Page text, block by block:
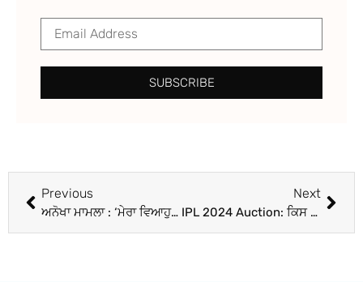
SUBSCRIBE
Previous
ਅਨੋਖਾ ਮਾਮਲਾ : ‘ਮੇਰਾ ਵਿਆਹੁਤਾ ਜੀਵਨ ਬਰਬਾਦ…’, ਪਤੀ ਦੀ ਪਟੀਸ਼ਨ ‘ਤੇ ਪਤਨੀ ਨੇ ਕਿਹਾ- ਕੀ ਹਫ਼ਤੇ ‘ਚ ਦੋ ਦਿਨ ਘੱਟ ਹਨ ?
Next
IPL 2024 Auction: ਕਿਸ ਟੀਮ ਦੇ ਪਰਸ ‘ਚ ਕਿੰਨੇ ਪੈਸੇ ? ਕਿਹੜੇ ਵੱਡੇ ਖਿਡਾਰੀਆਂ ਦੇ ਨਾਵਾਂ ‘ਤੇ ਹੋਵੇਗੀ ਬੋਲੀ? ਮਿੰਨੀ ਨਿਲਾਮੀ ਨਾਲ ਜੁੜੀ ਸਾਰੀ ਹਰ ਗੱਲ